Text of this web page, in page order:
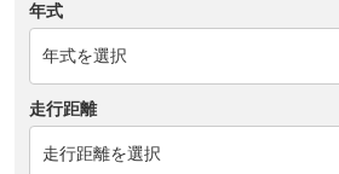
年式
走行距離